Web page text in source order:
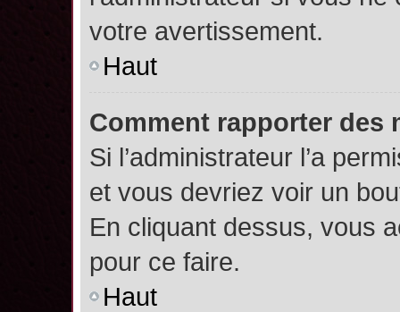
votre avertissement.
Haut
Comment rapporter des
Si l’administrateur l’a
et vous devriez voir un
En cliquant dessus, vous
pour ce faire.
Haut